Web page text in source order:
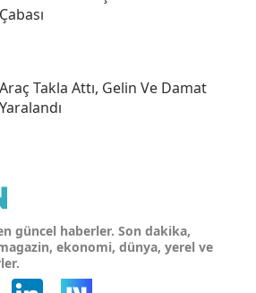
Çabası
Araç Takla Attı, Gelin Ve Damat
Yaralandı
güncel haberler. Son dakika,
ekonomi, dünya, yerel ve